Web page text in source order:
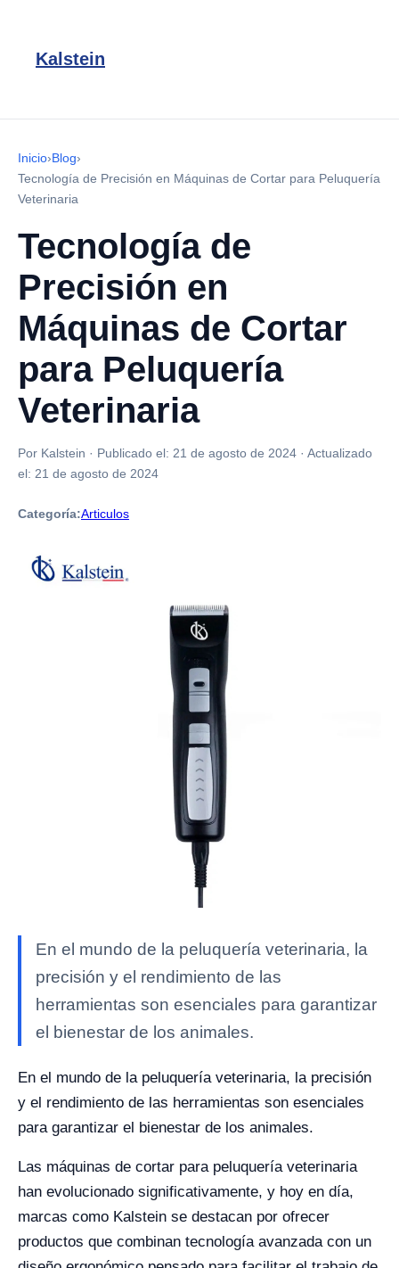
Kalstein
Inicio›Blog›
Tecnología de Precisión en Máquinas de Cortar para Peluquería
Veterinaria
Tecnología de
Precisión en
Máquinas de Cortar
para Peluquería
Veterinaria
Por Kalstein · Publicado el: 21 de agosto de 2024 · Actualizado
el: 21 de agosto de 2024
Categoría:Articulos
En el mundo de la peluquería veterinaria, la
precisión y el rendimiento de las
herramientas son esenciales para garantizar
el bienestar de los animales.
En el mundo de la peluquería veterinaria, la precisión
y el rendimiento de las herramientas son esenciales
para garantizar el bienestar de los animales.
Las máquinas de cortar para peluquería veterinaria
han evolucionado significativamente, y hoy en día,
marcas como Kalstein se destacan por ofrecer
productos que combinan tecnología avanzada con un